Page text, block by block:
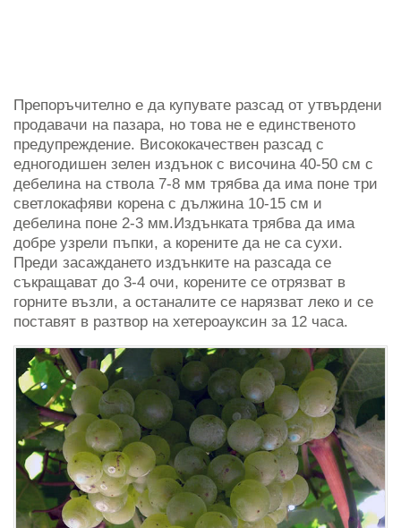
Препоръчително е да купувате разсад от утвърдени
продавачи на пазара, но това не е единственото
предупреждение. Висококачествен разсад с
едногодишен зелен издънок с височина 40-50 см с
дебелина на ствола 7-8 мм трябва да има поне три
светлокафяви корена с дължина 10-15 см и
дебелина поне 2-3 мм.Издънката трябва да има
добре узрели пъпки, а корените да не са сухи.
Преди засаждането издънките на разсада се
съкращават до 3-4 очи, корените се отрязват в
горните възли, а останалите се нарязват леко и се
поставят в разтвор на хетероауксин за 12 часа.